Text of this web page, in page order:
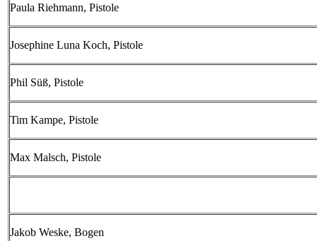
Paula Riehmann, Pistole
Josephine Luna Koch, Pistole
Phil Süß, Pistole
Tim Kampe, Pistole
Max Malsch, Pistole
Jakob Weske, Bogen